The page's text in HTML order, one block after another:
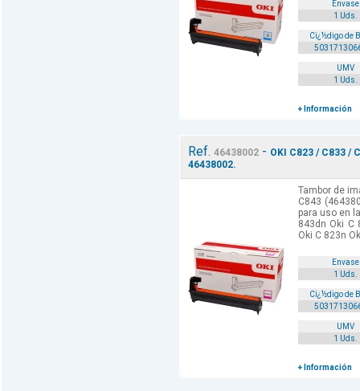
Envase
1 Uds.
Cï¿½digo de
UMV
1 Uds.
+ Información
Ref. 46438002- OKI C823 / C833 /
46438002.
Tambor de
C843
para uso en
843dn Oki C
Oki C 823n
Envase
1 Uds.
Cï¿½digo de
UMV
1 Uds.
+ Información